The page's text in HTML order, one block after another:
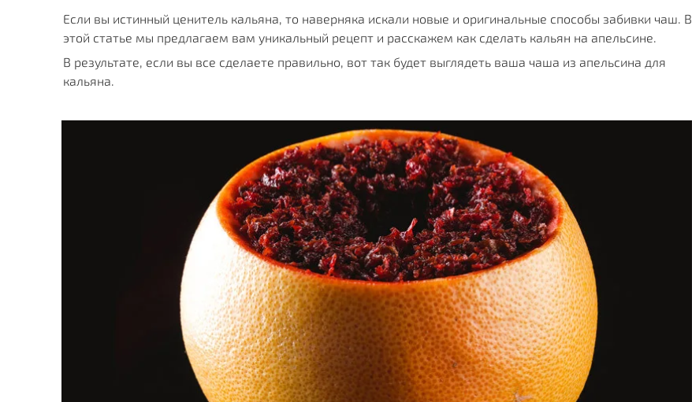
Если вы истинный ценитель кальяна, то наверняка искали новые и оригинальные способы забивки чаш. В
этой статье мы предлагаем вам уникальный рецепт и расскажем как сделать кальян на апельсине.
В результате, если вы все сделаете правильно, вот так будет выглядеть ваша чаша из апельсина для
кальяна.